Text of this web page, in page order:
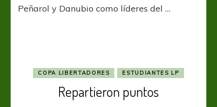
el
Peñarol y Danubio como líderes del …
COPA LIBERTADORES ESTUDIANTES LP
Repartieron puntos